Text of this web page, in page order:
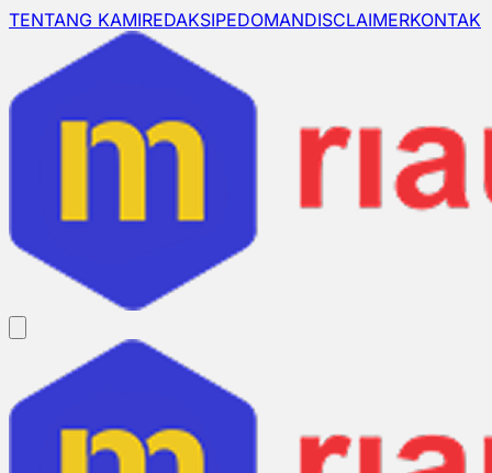
TENTANG KAMIREDAKSIPEDOMANDISCLAIMERKONTAK